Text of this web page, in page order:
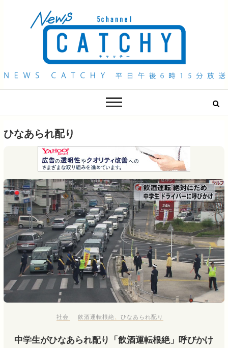
QAB NEWS Headline
ひなあられ配り
社会 飲酒運転根絶 ひなあられ配り
中学生がひなあられ配り「飲酒運転根絶」呼びかけ